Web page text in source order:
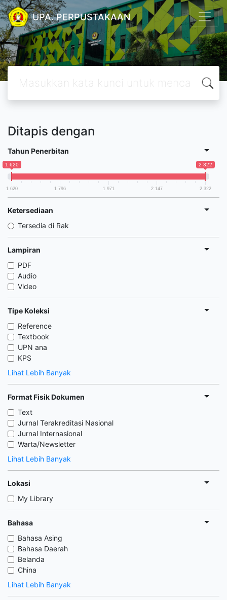
UPA. PERPUSTAKAAN
Ditapis dengan
Tahun Penerbitan
1 620 2 322
1 620 1 796 1 971 2 147 2 322
Ketersediaan
Tersedia di Rak
Lampiran
PDF
Audio
Video
Tipe Koleksi
Reference
Textbook
UPN ana
KPS
Lihat Lebih Banyak
Format Fisik Dokumen
Text
Jurnal Terakreditasi Nasional
Jurnal Internasional
Warta/Newsletter
Lihat Lebih Banyak
Lokasi
My Library
Bahasa
Bahasa Asing
Bahasa Daerah
Belanda
China
Lihat Lebih Banyak